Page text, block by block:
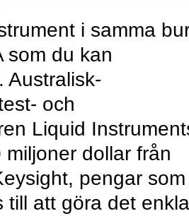
i samma
som du kan
Australisk-
och
Liquid
dollar från
pengar som
till att göra det